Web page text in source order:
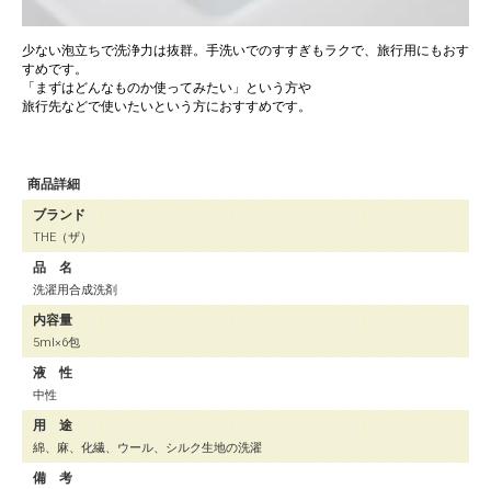
少ない泡立ちで洗浄力は抜群。手洗いでのすすぎもラクで、旅行用にもおす
すめです。
「まずはどんなものか使ってみたい」という方や
旅行先などで使いたいという方におすすめです。
商品詳細
ブランド
THE（ザ）
品 名
洗濯用合成洗剤
内容量
5ml×6包
液 性
中性
用 途
綿、麻、化繊、ウール、シルク生地の洗濯
備 考